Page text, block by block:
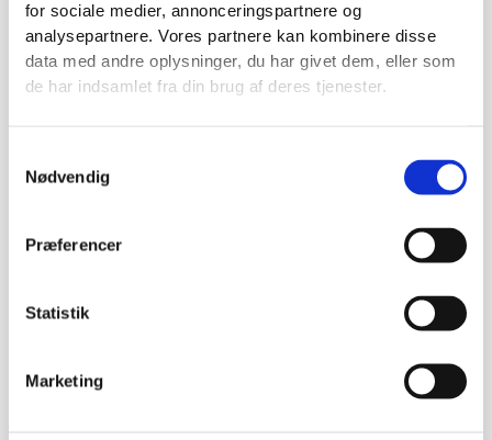
for sociale medier, annonceringspartnere og
analysepartnere. Vores partnere kan kombinere disse
data med andre oplysninger, du har givet dem, eller som
de har indsamlet fra din brug af deres tjenester.
Nødvendig
Præferencer
Statistik
Marketing